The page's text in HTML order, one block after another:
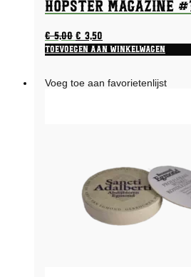
Hopster Magazine
€5,00 Oorspronkelijke
prijs
€ 5,00.
€3,50
prijs
€ 3,50.
Toevoegen aan winkelwagen
Voeg toe aan favorietenlijst